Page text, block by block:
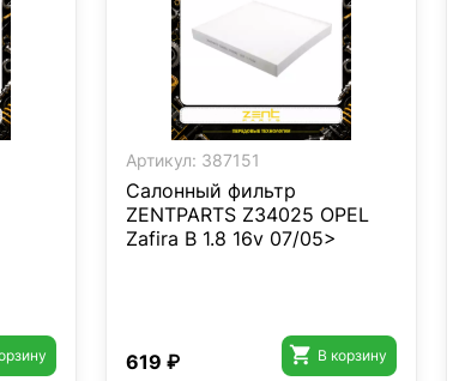
Артикул: 387151
Салонный фильтр
ZENTPARTS Z34025 OPEL
Zafira B 1.8 16v 07/05>
619 ₽  В корзину